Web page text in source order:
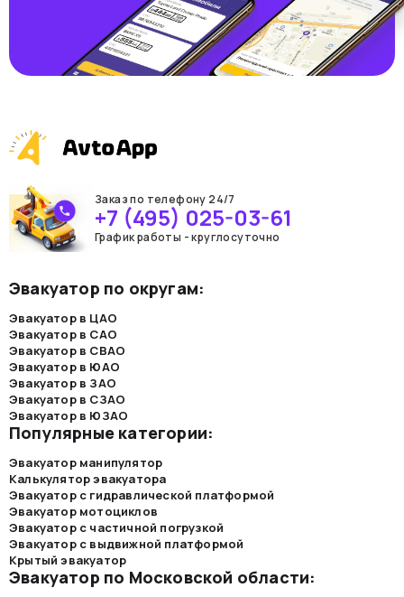
Заказ по телефону 24/7
+7 (495) 025-03-61
График работы - круглосуточно
Эвакуатор по округам:
Эвакуатор в ЦАО
Эвакуатор в САО
Эвакуатор в СВАО
Эвакуатор в ЮАО
Эвакуатор в ЗАО
Эвакуатор в СЗАО
Эвакуатор в ЮЗАО
Популярные категории:
Эвакуатор манипулятор
Калькулятор эвакуатора
Эвакуатор с гидравлической платформой
Эвакуатор мотоциклов
Эвакуатор с частичной погрузкой
Эвакуатор с выдвижной платформой
Крытый эвакуатор
Эвакуатор по Московской области: